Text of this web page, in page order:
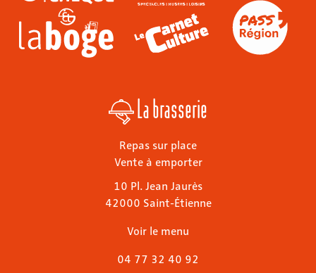
La brasserie
Repas sur place
Vente à emporter
10 Pl. Jean Jaurès
42000 Saint-Étienne
Voir le menu
04 77 32 40 92